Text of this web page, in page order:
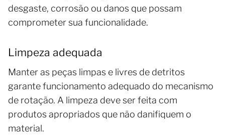
desgaste, corrosão ou danos que possam
comprometer sua funcionalidade.
Limpeza adequada
Manter as peças limpas e livres de detritos
garante funcionamento adequado do mecanismo
de rotação. A limpeza deve ser feita com
produtos apropriados que não danifiquem o
material.